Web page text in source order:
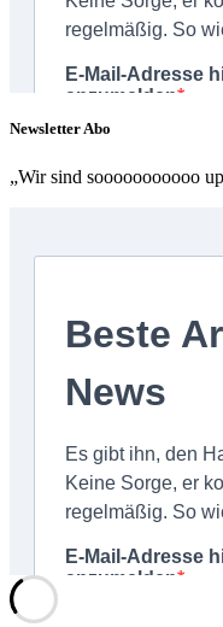
Newsletter Abo
„Wir sind sooooooooooo
Schließen